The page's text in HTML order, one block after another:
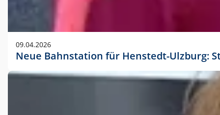
09.04.2026
Neue Bahnstation für Henstedt-Ulzburg: